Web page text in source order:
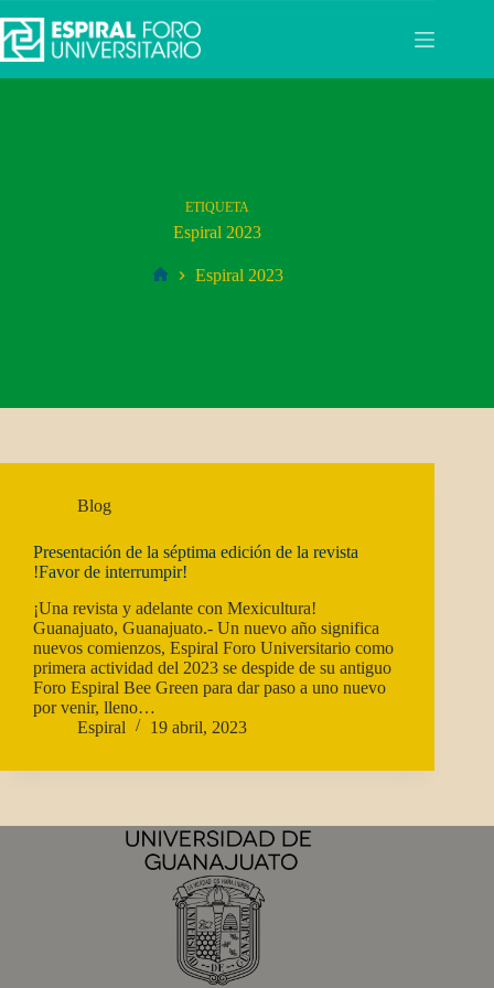
al
contenido
ETIQUETA
Espiral 2023
Espiral 2023
Blog
Presentación de la séptima edición de la revista
!Favor de interrumpir!
¡Una revista y adelante con Mexicultura!
Guanajuato, Guanajuato.- Un nuevo año significa
nuevos comienzos, Espiral Foro Universitario como
primera actividad del 2023 se despide de su antiguo
Foro Espiral Bee Green para dar paso a uno nuevo
por venir, lleno…
Espiral
19 abril, 2023